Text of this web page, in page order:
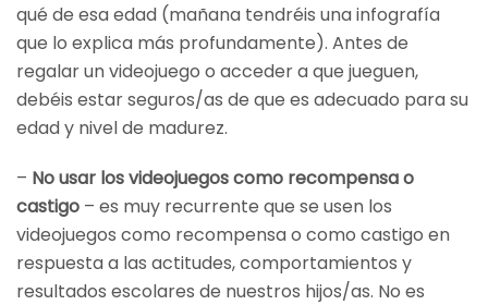
qué de esa edad (mañana tendréis una infografía
que lo explica más profundamente). Antes de
regalar un videojuego o acceder a que jueguen,
debéis estar seguros/as de que es adecuado para su
edad y nivel de madurez.
– No usar los videojuegos como recompensa o
castigo – es muy recurrente que se usen los
videojuegos como recompensa o como castigo en
respuesta a las actitudes, comportamientos y
resultados escolares de nuestros hijos/as. No es